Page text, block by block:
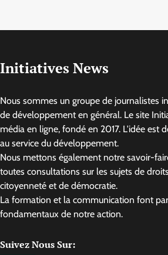
Initiatives News
Nous sommes un groupe de journalistes
de développement en général. Le site
média en ligne, fondé en 2017. L'idée est
au service du développement.
Nous mettons également notre savoir-
toutes consultations sur les sujets de
citoyenneté et de démocratie.
La formation et la communication font
fondamentaux de notre action.
Suivez Nous Sur: